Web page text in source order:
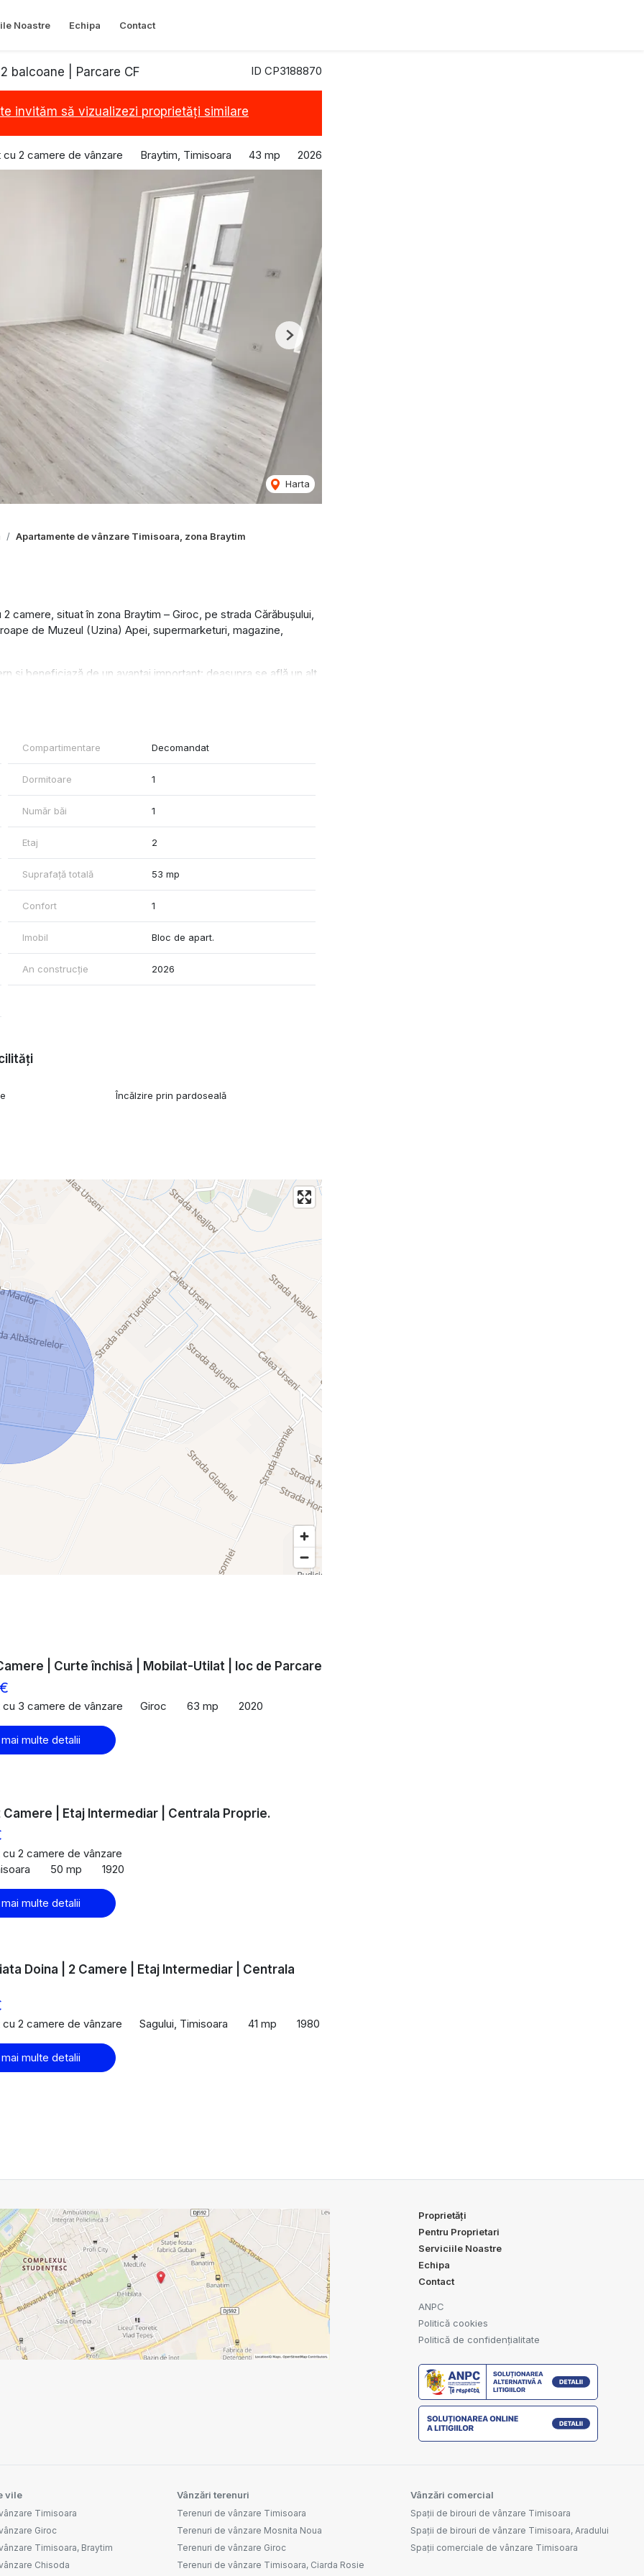
Noastre Echipa Contact
ID CP3188870
balcoane | Parcare CF
te invităm să vizualizezi proprietăți similare
2 camere de vânzare Braytim, Timisoara 43 mp 2026
Harta
Next
Apartamente de vânzare Timisoara, zona Braytim
camere, situat în zona Braytim – Giroc, pe strada Cărăbușului,
de Muzeul (Uzina) Apei, supermarketuri, magazine,
și beneficiază de un avantaj important: deasupra se află un alt
fonic superior.
poziției foarte bune și facilităților din apropiere.
vă stăm la dispoziție telefonic.
Compartimentare Decomandat
Dormitoare 1
Număr băi 1
Etaj 2
Suprafață totală 53 mp
Confort 1
Imobil Bloc de apart.
An construcție 2026
Încălzire prin pardoseală
| Curte închisă | Mobilat-Utilat | loc de Parcare
3 camere de vânzare Giroc 63 mp 2020
multe detalii
Camere | Etaj Intermediar | Centrala Proprie.
2 camere de vânzare
50 mp 1920
multe detalii
Doina | 2 Camere | Etaj Intermediar | Centrala
2 camere de vânzare Sagului, Timisoara 41 mp 1980
multe detalii
Proprietăți
Pentru Proprietari
Serviciile Noastre
Echipa
Contact
ANPC
Politică cookies
Politică de confidențialitate
vile
Timisoara
Giroc
Timisoara, Braytim
Chisoda
Vânzări terenuri
Terenuri de vânzare Timisoara
Terenuri de vânzare Mosnita Noua
Terenuri de vânzare Giroc
Terenuri de vânzare Timisoara, Ciarda Rosie
Vânzări comercial
Spații de birouri de vânzare Timisoara
Spații de birouri de vânzare Timisoara, Aradului
Spații comerciale de vânzare Timisoara